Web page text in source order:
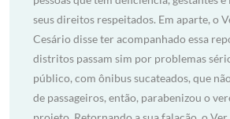
seus direitos respeitados. Em aparte, o
Cesário disse ter acompanhado essa
distritos passam sim por problemas
público, com ônibus sucateados, que
de passageiros, então, parabenizou o